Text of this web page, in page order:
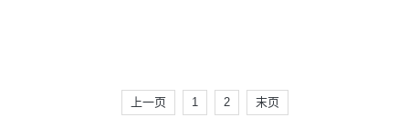
上一页 1 2 末页